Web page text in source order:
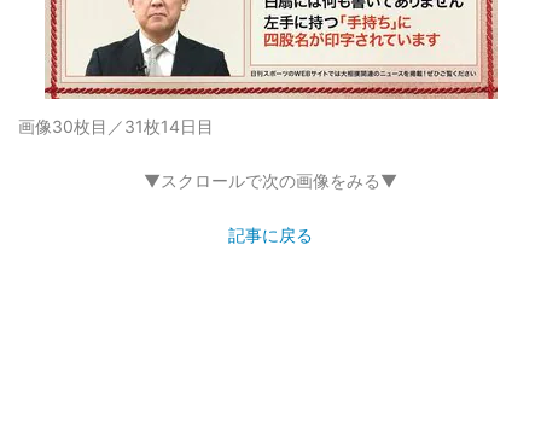
画像30枚目／31枚14日目
▼スクロールで次の画像をみる▼
記事に戻る